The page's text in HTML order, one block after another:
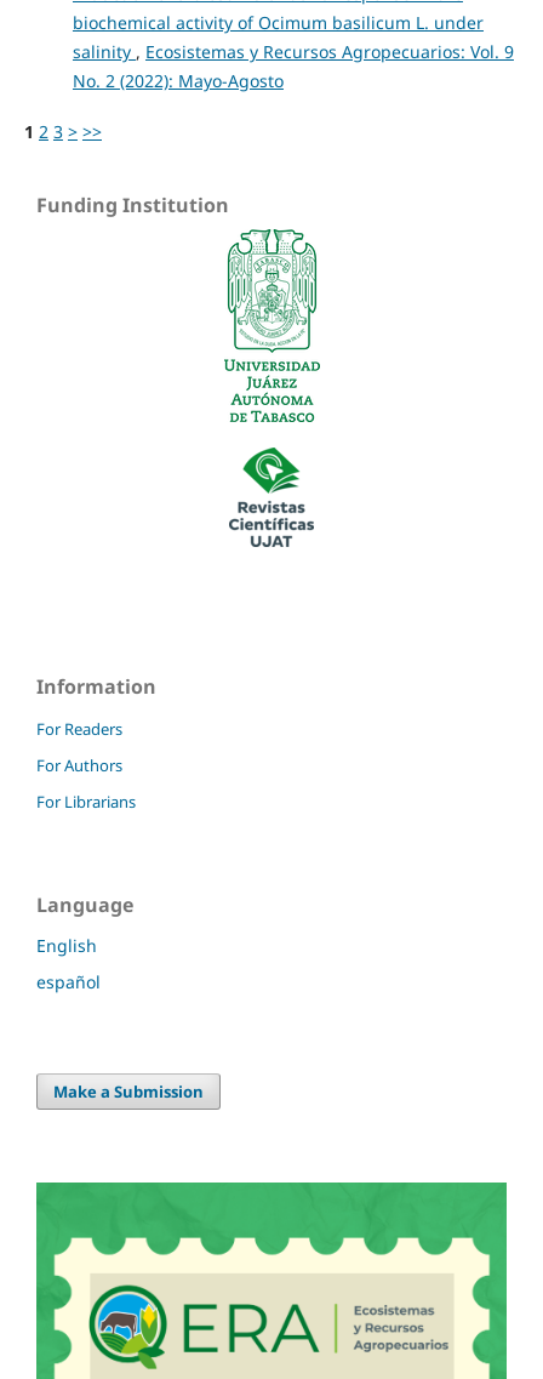
biochemical activity of Ocimum basilicum L. under
salinity , Ecosistemas y Recursos Agropecuarios: Vol. 9
No. 2 (2022): Mayo-Agosto
1 2 3 > >>
Funding Institution
Information
For Readers
For Authors
For Librarians
Language
English
español
Make a Submission